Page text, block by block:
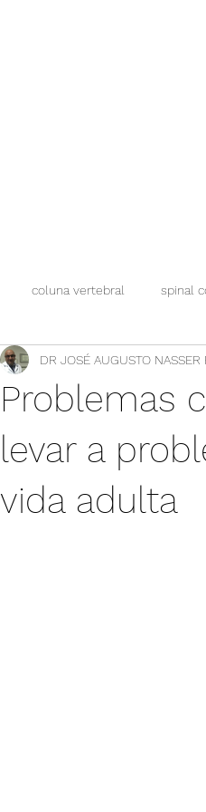
coluna vertebral spinal
Problemas
levar a
vida adulta
DR JOSÉ AUGUSTO NASSER